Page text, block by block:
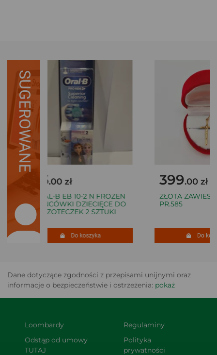
SUGEROWANE
.00 zł
ORAL-B EB 10-2 N FROZEN
KOŃCÓWKI DZIECIĘCE DO
SZCZOTECZEK 2 SZTUKI
Do koszyka
399.00 zł
ZŁOTA
PR.585
Do
Dane dotyczące zgodności z przepisami unijnymi oraz
informacje o bezpieczeństwie i ostrzeżenia: pokaż
Loombardy
Odstąp od umowy
TUTAJ
Regulaminy
Polityka
prywatności